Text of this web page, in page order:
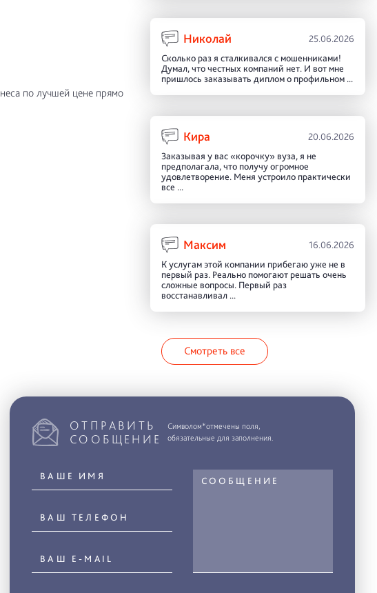
по лучшей цене прямо
Николай 25.06.2026
Сколько раз я сталкивался с мошенниками!
Думал, что честных компаний нет. И вот мне
пришлось заказывать диплом о профильном ...
Кира 20.06.2026
Заказывая у вас «корочку» вуза, я не
предполагала, что получу огромное
удовлетворение. Меня устроило практически
все ...
Максим 16.06.2026
К услугам этой компании прибегаю уже не в
первый раз. Реально помогают решать очень
сложные вопросы. Первый раз
восстанавливал ...
Смотреть все
ОТПРАВИТЬ
СООБЩЕНИЕ
Символом*отмечены поля,
обязательные для заполнения.